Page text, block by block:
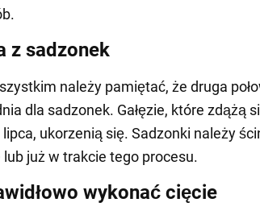
z sadzonek
należy pamiętać, że druga
dla sadzonek. Gałęzie, które zdążą
ukorzenią się. Sadzonki należy
już w trakcie tego procesu.
wykonać cięcie